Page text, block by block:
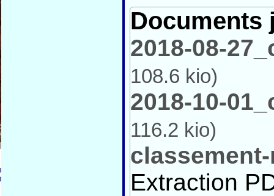
Documents
2018-08-
108.6 kio)
2018-10-
116.2 kio)
Extraction